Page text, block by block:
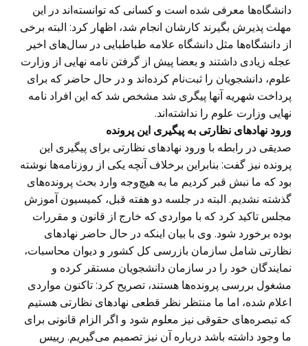
دانشگاه‌ها معرفی شده است و کسانی که توانسته‌اند در این
مهلت پذیرش بگیرند کارشان انجام شد، اظهار کرد: البته برخی
از دانشگاه‌ها مثل دانشگاه علامه طباطبایی در سال‌های اخیر
عجله زیادی داشتند و بعضا پیش از گرفتن نامه نهایی از وزارت
علوم، دانشجویان را ثبت‌نام کرده‌اند و در حال حاضر که برای
پرداخت شهریه آنها پیگری شد مشخص شد که این افراد نامه‌
نهایی وزارت علوم را نداشته‌اند.
ورود نهاد‌های نظارتی به پیگیری این پرونده
صدیقی در رابطه با ورود نهاد‌های نظارتی برای پیگیری این
پرونده نیز گفت: بنابراین برخلاف آنچه یکی از روزنامه‌ها نوشته
بود که ما نبش قبر کردیم ما به هیچ‌وجه وارد بحث پرونده‌های
گذشته نشدیم. البته در جلسه دو هفته قبل، کمیسیون آموزش
مجلس تاکید کرد که با مواردی که خارج از قانون و مقررات
بوده برخورد شود. وی با بیان اینکه در حال حاضر نهادهای
نظارتی شامل سازمان بازرسی کل کشور و دیوان محاسبات،
نمایندگان خود را در سازمان دانشجویان مستقر کرده و
مشغول بررسی پرونده‌ها هستند، تصریح کرد: تاکنون مواردی
اعلام شده، اما ما منتظر نظر قطعی نهادهای نظارتی هستیم
که تبصره‌های حقوقی نیز معلوم شود و اگر الزام قانونی برای
ما وجود داشته باشد درباره آن نیز تصمیم می‌گیریم. رییس